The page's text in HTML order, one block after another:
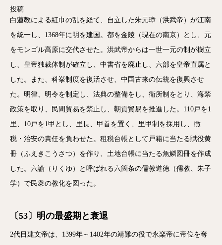
投稿
白蓮教による紅巾の乱を経て、自立した朱元璋（洪武帝）が江南
を統一し、1368年に明を建国。都を金陵（現在の南京）とし、元
をモンゴル高原に交代させた。洪武帝からは一世一元の制が樹立
し、皇帝独裁体制が確立し、中書省を廃止し、六部を皇帝直属と
した。また、科挙制度を復活させ、中国古来の伝統を復興させ
た。明律、明令を制定し、法典の整備をし、衛所制をとり、海禁
政策を取り、民間貿易を禁止し、朝貢貿易を推進した。110戸を1
里、10戸を1甲とし、里長、甲首を置く、里甲制を採用し、徴
税・治安の責任を負わせた。租税台帳として戸籍に当たる賦役黄
冊（ふえきこうさつ）を作り、土地台帳に当たる魚鱗図冊を作成
した。六諭（りくゆ）と呼ばれる六箇条の儒教道徳（儒教、朱子
学）で民衆の教化を図った。
〔53〕明の最盛期と衰退
2代目建文帝は、1399年～1402年の靖難の役で永楽帝に帝位を奪